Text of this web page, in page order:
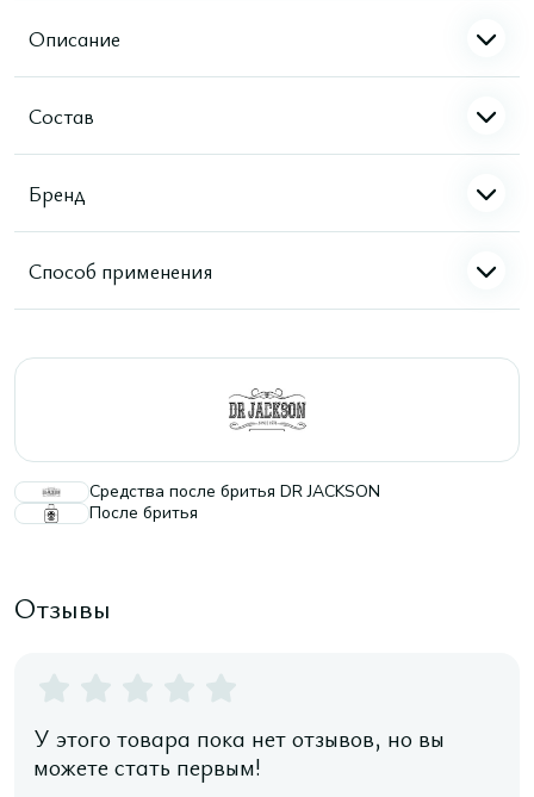
Описание
Состав
Бренд
Способ применения
Средства после бритья DR JACKSON
После бритья
Отзывы
У этого товара пока нет отзывов, но вы
можете стать первым!